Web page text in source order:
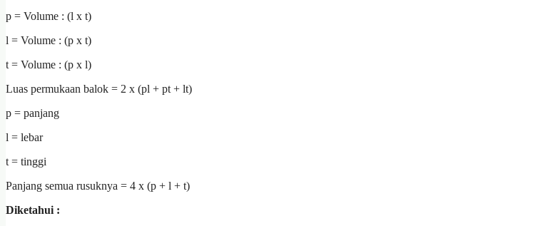
p = Volume : (l x t)
l = Volume : (p x t)
t = Volume : (p x l)
Luas permukaan balok = 2 x (pl + pt + lt)
p = panjang
l = lebar
t = tinggi
Panjang semua rusuknya = 4 x (p + l + t)
Diketahui :